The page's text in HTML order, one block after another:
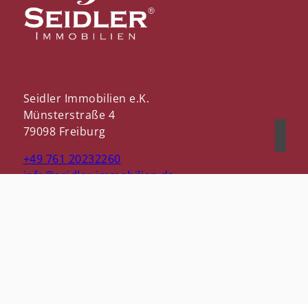
Seidler Immobilien e.K.
Münsterstraße 4
79098 Freiburg
+49 761 20232260
info@seidler-immobilien.de